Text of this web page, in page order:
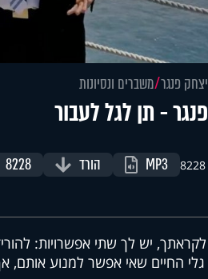
Video
פנגר משברים ונסיונות
- תן לגל לעבור
MP3 הורד 8228
יש לך שתי אפשרויות:
החיים שאי אפשר למנוע אותם,